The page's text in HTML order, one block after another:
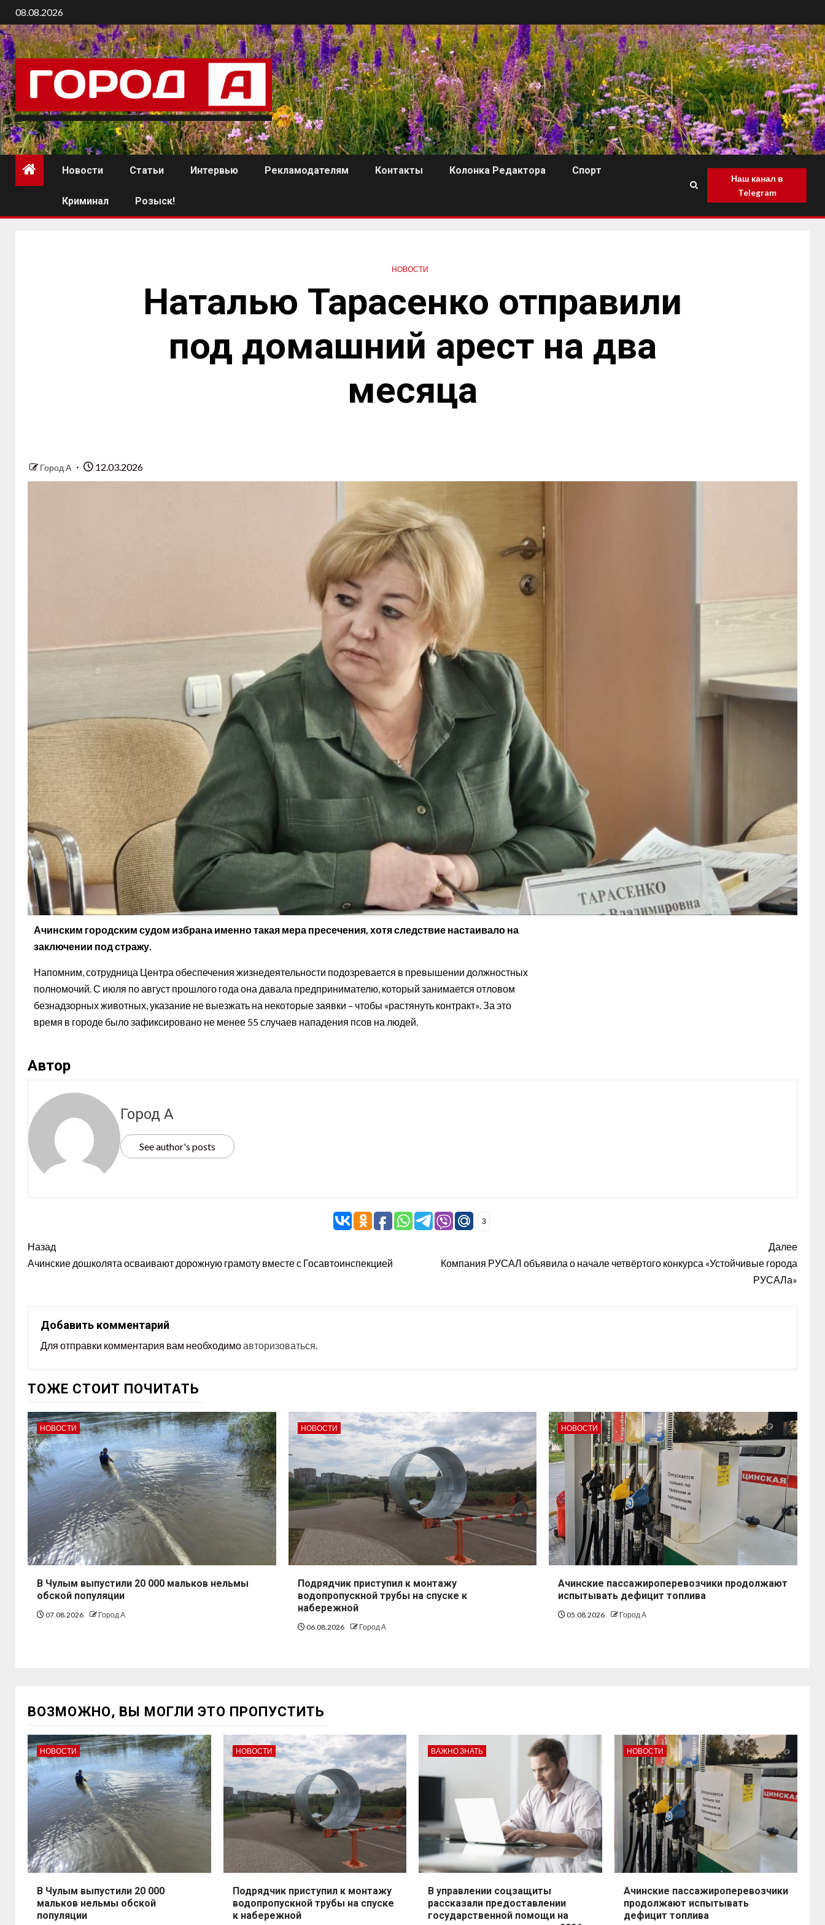
08.08.2026
Новости Статьи Интервью Рекламодателям Контакты Колонка Редактора Спорт
Криминал Розыск!
Наш канал в
Telegram
НОВОСТИ
Наталью Тарасенко отправили
под домашний арест на два
месяца
Город А 12.03.2026
Ачинским городским судом избрана именно такая мера пресечения, хотя следствие настаивало на
заключении под стражу.
Напомним, сотрудница Центра обеспечения жизнедеятельности подозревается в превышении должностных
полномочий. С июля по август прошлого года она давала предпринимателю, который занимается отловом
безнадзорных животных, указание не выезжать на некоторые заявки – чтобы «растянуть контракт». За это
время в городе было зафиксировано не менее 55 случаев нападения псов на людей.
Автор
Город А
See author's posts
3
Назад
Ачинские дошколята осваивают дорожную грамоту вместе с Госавтоинспекцией
Далее
Компания РУСАЛ объявила о начале четвёртого конкурса «Устойчивые города
РУСАЛа»
Добавить комментарий
Для отправки комментария вам необходимоавторизоваться
ТОЖЕ СТОИТ ПОЧИТАТЬ
НОВОСТИ
В Чулым выпустили 20 000 мальков нельмы
обской популяции
07.08.2026 Город А
НОВОСТИ
Подрядчик приступил к монтажу
водопропускной трубы на спуске к
набережной
06.08.2026 Город А
НОВОСТИ
Ачинские пассажироперевозчики продолжают
испытывать дефицит топлива
05.08.2026 Город А
ВОЗМОЖНО, ВЫ МОГЛИ ЭТО ПРОПУСТИТЬ
НОВОСТИ
В Чулым выпустили 20 000
мальков нельмы обской
популяции
НОВОСТИ
Подрядчик приступил к монтажу
водопропускной трубы на спуске
к набережной
ВАЖНО ЗНАТЬ
В управлении соцзащиты
рассказали предоставлении
государственной помощи на
НОВОСТИ
Ачинские пассажироперевозчики
продолжают испытывать
дефицит топлива